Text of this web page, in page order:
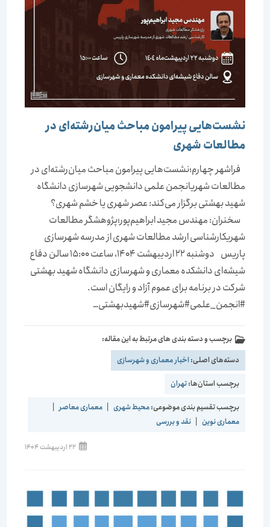
نشست‌هایی پیرامون مباحث میان‌رشته‌ای در
مطالعات شهری
فراشهر چهارم؛نشست‌هایی پیرامون مباحث میان‌رشته‌ای در
مطالعات شهریانجمن‌ علمی دانشجویی شهرسازی دانشگاه
شهید بهشتی برگزار می‌کند: عصر شهری یا خشم شهری؟
سخنران: مهندس مجید ابراهیم‌پور؛پژوهشگر مطالعات
شهریکارشناسی ارشد مطالعات شهری از مدرسه شهرسازی
پاریس دوشنبه 22 اردیبهشت 1404، ساعت 15:00 سالن دفاع
شیشه‌ای دانشکده معماری و شهرسازی دانشگاه شهید بهشتی
شرکت در برنامه برای عموم آزاد و رایگان است.
#انجمن_علمی#شهرسازی#شهیدبهشتی…
برچسب و دسته بندی های مرتبط به این مقاله:
دسته‌های اصلی:اخبار معماری و شهرسازی
برچسب استان‌ها:تهران
برچسب تقسیم بندی موضوعی:محیط شهری | معماری معاصر |
معماری نوین | نقد و بررسی
22 اردیبهشت 1404